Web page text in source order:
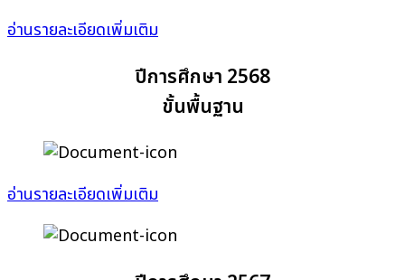
อ่านรายละเอียดเพิ่มเติม
ปีการศึกษา 2568
ขั้นพื้นฐาน
อ่านรายละเอียดเพิ่มเติม